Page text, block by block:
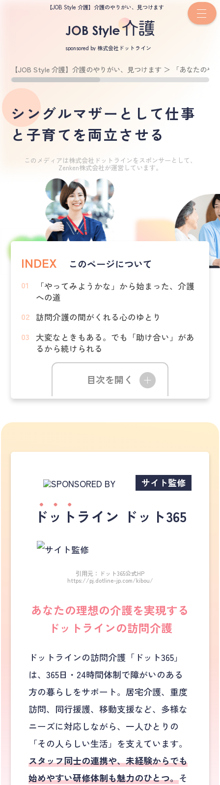
【JOB Style 介護】介護のやりがい、見つけます
sponsored by 株式会社ドットライン
【JOB Style 介護】介護のやりがい、見つけます ＞ 「あなたのや
シングルマザーとして仕事
と子育てを両立させる
このメディアは株式会社ドットラインをスポンサーとして、
Zenken株式会社が運営しています。
INDEX このページについて
「やってみようかな」から始まった、介護
への道
訪問介護の間がくれる心のゆとり
大変なときもある。でも「助け合い」があ
るから続けられる
目次を開く
サイト監修
ドットライン ドット365
引用元：ドット365公式HP
https://pj.dotline-jp.com/kibou/
あなたの理想の介護を実現する
ドットラインの訪問介護
ドットラインの訪問介護「ドット365」
は、365日・24時間体制で障がいのある
方の暮らしをサポート。居宅介護、重度
訪問、同行援護、移動支援など、多様な
ニーズに対応しながら、一人ひとりの
「その人らしい生活」を支えています。
スタッフ同士の連携や、未経験からでも
始めやすい研修体制も魅力のひとつ。そ